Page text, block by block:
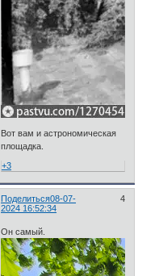
Вот вам и астрономическая
площадка.
+3
Поделиться 4
08-07-
2024 16:52:34
Он самый.